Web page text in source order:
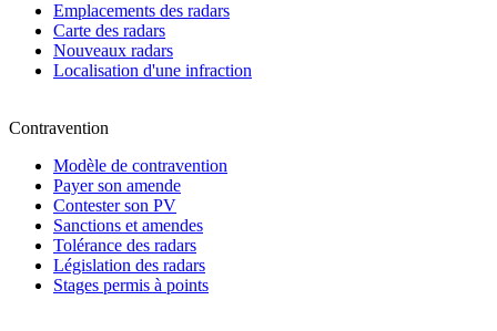
Emplacements des radars
Carte des radars
Nouveaux radars
Localisation d'une infraction
Contravention
Modèle de contravention
Payer son amende
Contester son PV
Sanctions et amendes
Tolérance des radars
Législation des radars
Stages permis à points